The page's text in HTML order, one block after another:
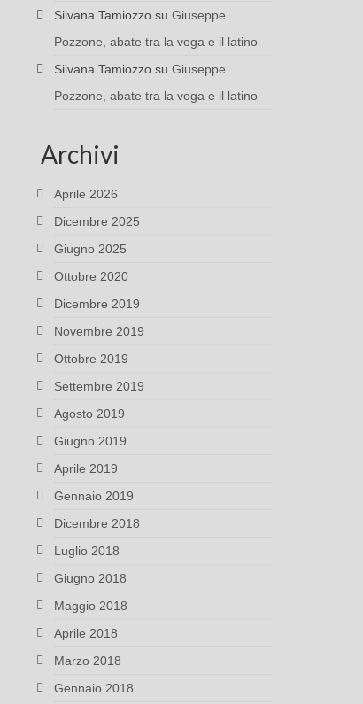
Silvana Tamiozzosu Giuseppe
Pozzone, abate tra la voga e il latino
Silvana Tamiozzosu Giuseppe
Pozzone, abate tra la voga e il latino
Archivi
Aprile 2026
Dicembre 2025
Giugno 2025
Ottobre 2020
Dicembre 2019
Novembre 2019
Ottobre 2019
Settembre 2019
Agosto 2019
Giugno 2019
Aprile 2019
Gennaio 2019
Dicembre 2018
Luglio 2018
Giugno 2018
Maggio 2018
Aprile 2018
Marzo 2018
Gennaio 2018